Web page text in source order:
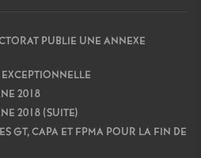
s
d
e
PUBLIE UNE ANNEXE
2018
2018 (SUITE)
GT, CAPA ET FPMA POUR LA FIN DE